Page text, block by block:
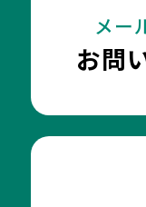
メー
お問